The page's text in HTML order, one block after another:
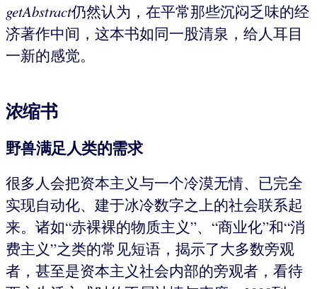
getAbstract仍然认为，在平常那些沉闷乏味的经
济著作中间，这本书如同一股清泉，给人耳目
一新的感觉。
浓缩书
野兽满足人类的需求
很多人会把资本主义与一个冷漠无情、已完全
实现自动化、建于冰冷数字之上的社会联系起
来。诸如“赤裸裸的物质主义”、“商业化”和“消
费主义”之类的常见短语，揭示了大多数旁观
者，甚至是资本主义社会内部的旁观者，看待